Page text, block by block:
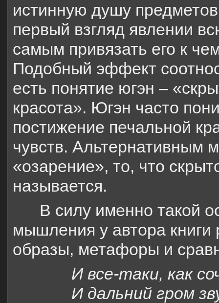
истинную душу
первый взгляд явлении
самым привязать его к
Подобный эффект
есть понятие югэн –
красота». Югэн часто
постижение печальной
чувств. Альтернативным
«озарение», то, что
называется.
В силу именно такой
мышления у автора
образы, метафоры и
И все-таки, как
И дальний гром